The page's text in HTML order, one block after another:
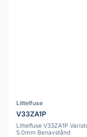
Littelfuse
V33ZA1P
Littelfuse V33ZA1P
5.0mm Benavstånd